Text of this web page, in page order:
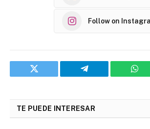
Follow on
Twitter Telegram
TE PUEDE INTERESAR